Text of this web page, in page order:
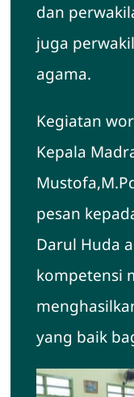
dan
juga
agama.
Kegiatan
Kepala
pesan
Darul Huda
kompetensi
yang baik